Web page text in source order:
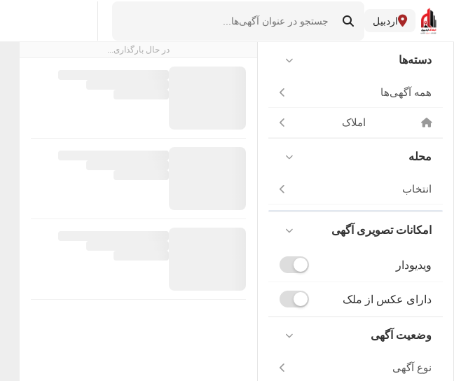
اردبیل
دسته‌ها
همه آگهی‌ها
املاک
محله
انتخاب
امکانات تصویری آگهی
ویدیودار
دارای عکس از ملک
وضعیت آگهی
نوع آگهی
در حال بارگذاری...